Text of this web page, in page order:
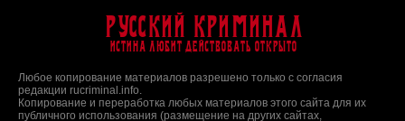
Русский Криминал
Истина любит действовать открыто
Любое копирование материалов разрешено только с согласия
редакции rucriminal.info.
Копирование и переработка любых материалов этого сайта для их
публичного использования (размещение на других сайтах,